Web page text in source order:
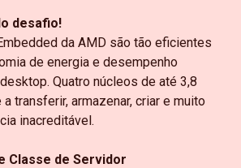
desafio!
da AMD são tão eficientes
de energia e desempenho
Quatro núcleos de até 3,8
a transferir, armazenar, criar e muito
inacreditável.
Classe de Servidor